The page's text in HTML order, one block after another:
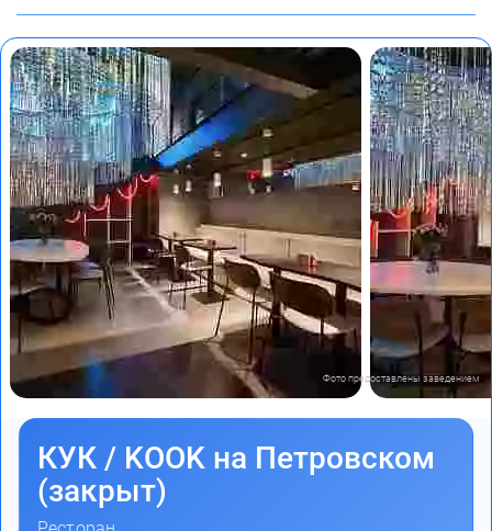
Фото предоставлены заведением
КУК / KOOK на Петровском
(закрыт)